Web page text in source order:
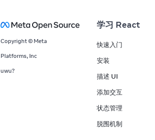
Copyright © Meta
Platforms, Inc
uwu?
学习 React
快速入门
安装
描述 UI
添加交互
状态管理
脱围机制